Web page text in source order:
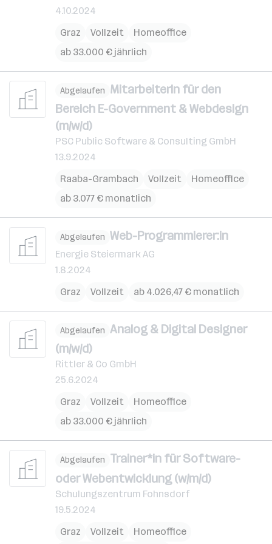
4.10.2024
Graz
Vollzeit
Homeoffice
ab 33.000 € jährlich
Abgelaufen MitarbeiterIn für den
Bereich E-Government & Webdesign
(m/w/d)
PSC Public Software & Consulting GmbH
13.9.2024
Raaba-Grambach
Vollzeit
Homeoffice
ab 3.077 € monatlich
Abgelaufen Web-Programmierer:in
Energie Steiermark AG
1.8.2024
Graz
Vollzeit ab 4.026,47 € monatlich
Abgelaufen Analog & Digital Designer
(m/w/d)
Rittler & Co GmbH
25.6.2024
Graz
Vollzeit
Homeoffice
ab 33.000 € jährlich
Abgelaufen Trainer*in für Software-
oder Webentwicklung (w/m/d)
Schulungszentrum Fohnsdorf
19.5.2024
Graz
Vollzeit
Homeoffice